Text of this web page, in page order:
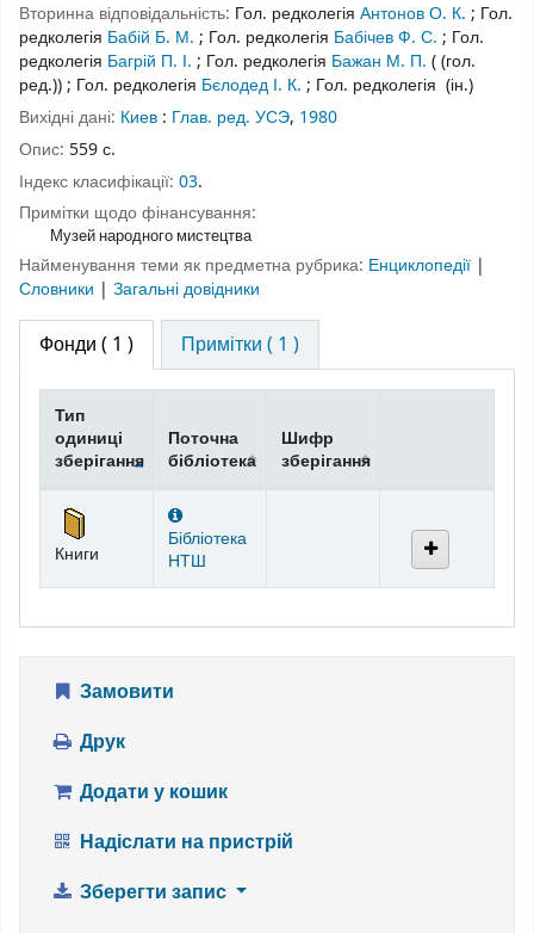
Вторинна відповідальність: Гол. редколегія Антонов О. К. ; Гол.
редколегія Бабій Б. М. ; Гол. редколегія Бабічев Ф. С. ; Гол.
редколегія Багрій П. І. ; Гол. редколегія Бажан М. П. ( (гол.
ред.)); Гол. редколегія Бєлодед І. К. ; Гол. редколегія (ін.)
Вихідні дані: Киев : Глав. ред. УСЭ, 1980
Опис: 559 с.
Індекс класифікації: 03.
Примітки щодо фінансування:
Музей народного мистецтва
Найменування теми як предметна рубрика: Енциклопедії |
Словники | Загальні довідники
Фонди ( 1 ) Примітки ( 1 )
Фонди
Тип
одиниці
зберігання
Поточна
бібліотека
Шифр
зберігання
Книги
Бібліотека
НТШ
Замовити
Друк
Додати у кошик
Надіслати на пристрій
Зберегти запис